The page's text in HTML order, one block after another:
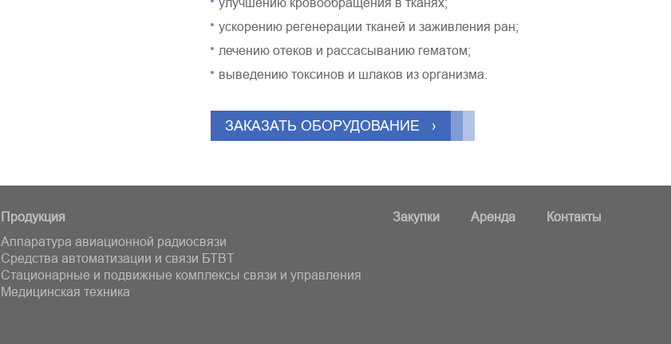
ускорению регенерации тканей и заживления ран;
лечению отеков и рассасыванию гематом;
выведению токсинов и шлаков из организма.
ЗАКАЗАТЬ ОБОРУДОВАНИЕ ›
Продукция
Аппаратура авиационной радиосвязи
Средства автоматизации и связи БТВT
Стационарные и подвижные комплексы связи и управления
Медицинская техника
Закупки Аренда Контакты